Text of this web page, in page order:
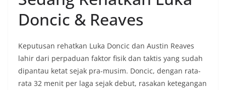
Doncic & Reaves
Keputusan rehatkan Luka Doncic dan Austin Reaves
lahir dari perpaduan faktor fisik dan taktis yang sudah
dipantau ketat sejak pra-musim. Doncic, dengan rata-
rata 32 menit per laga sejak debut, rasakan ketegangan